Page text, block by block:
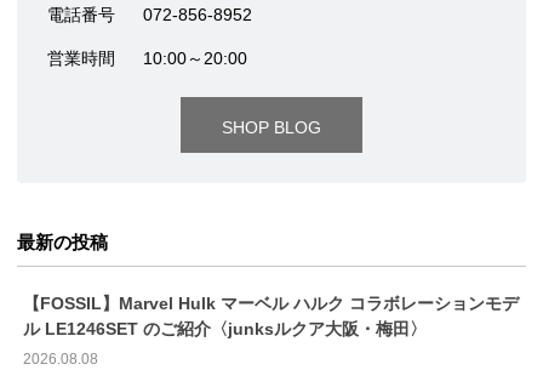
電話番号 072-856-8952
営業時間 10:00～20:00
SHOP BLOG
最新の投稿
【FOSSIL】Marvel Hulk マーベル ハルク コラボレーションモデ
ル LE1246SET のご紹介〈junksルクア大阪・梅田〉
2026.08.08